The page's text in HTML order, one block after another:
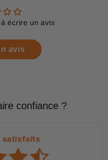
écrire un avis
avis
confiance ?
satisfaits